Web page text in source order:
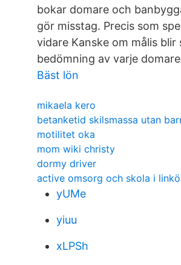
bokar domare och
gör misstag. Precis som
vidare Kanske om målis
bedömning av varje
Bäst lön
mikaela kero
betanketid skilsmassa utan
motilitet oka
mom wiki christy
dormy driver
active omsorg och skola i
yUMe
yiuu
xLPSh